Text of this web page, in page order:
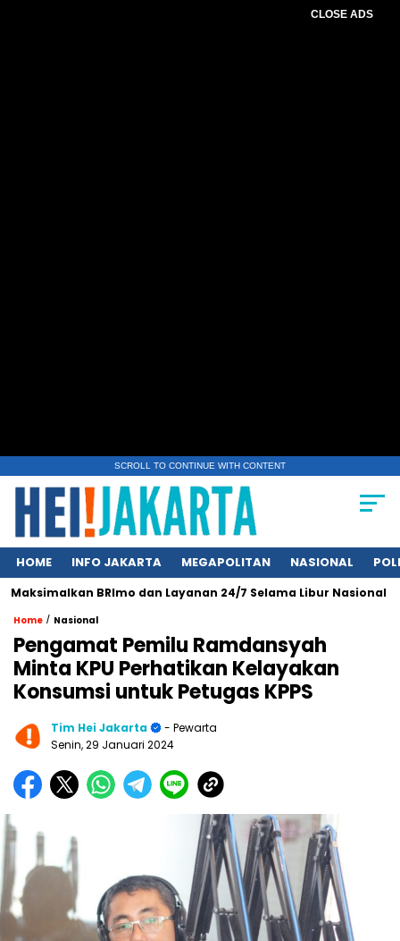
CLOSE ADS
SCROLL TO CONTINUE WITH CONTENT
HOME INFO JAKARTA MEGAPOLITAN NASIONAL
BRImo dan Layanan 24/7 Selama Libur Nasional 1
Home / Nasional
Pengamat Pemilu Ramdansyah
Minta KPU Perhatikan Kelayakan
Konsumsi untuk Petugas KPPS
Tim Hei Jakarta
- Pewarta
Senin, 29 Januari 2024